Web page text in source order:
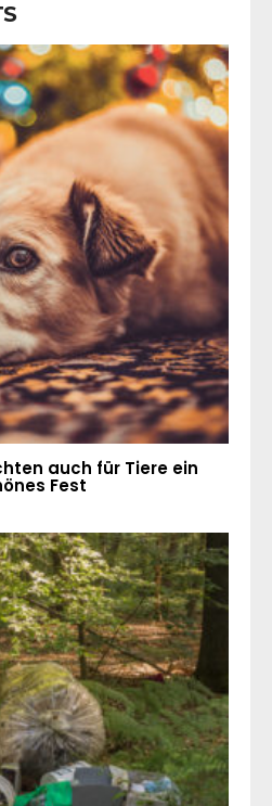
auch für Tiere ein
Fest